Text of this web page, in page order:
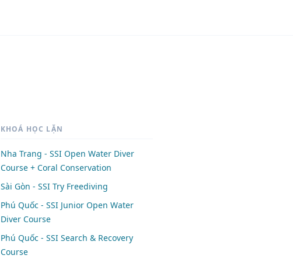
KHOÁ HỌC LẶN
Nha Trang - SSI Open Water Diver
Course + Coral Conservation
Sài Gòn - SSI Try Freediving
Phú Quốc - SSI Junior Open Water
Diver Course
Phú Quốc - SSI Search & Recovery
Course